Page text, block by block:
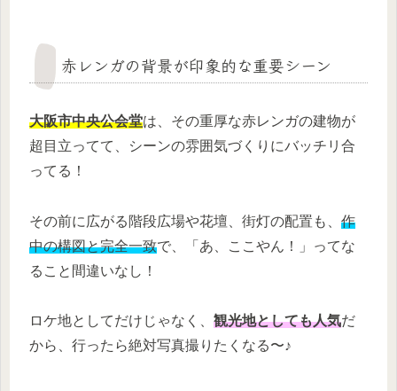
赤レンガの背景が印象的な重要シーン
大阪市中央公会堂は、その重厚な赤レンガの建物が
超目立ってて、シーンの雰囲気づくりにバッチリ合
ってる！
その前に広がる階段広場や花壇、街灯の配置も、 作
中の構図と完全一致で、「あ、ここやん！」ってな
ること間違いなし！
ロケ地としてだけじゃなく、 観光地としても人気だ
から、行ったら絶対写真撮りたくなる〜♪